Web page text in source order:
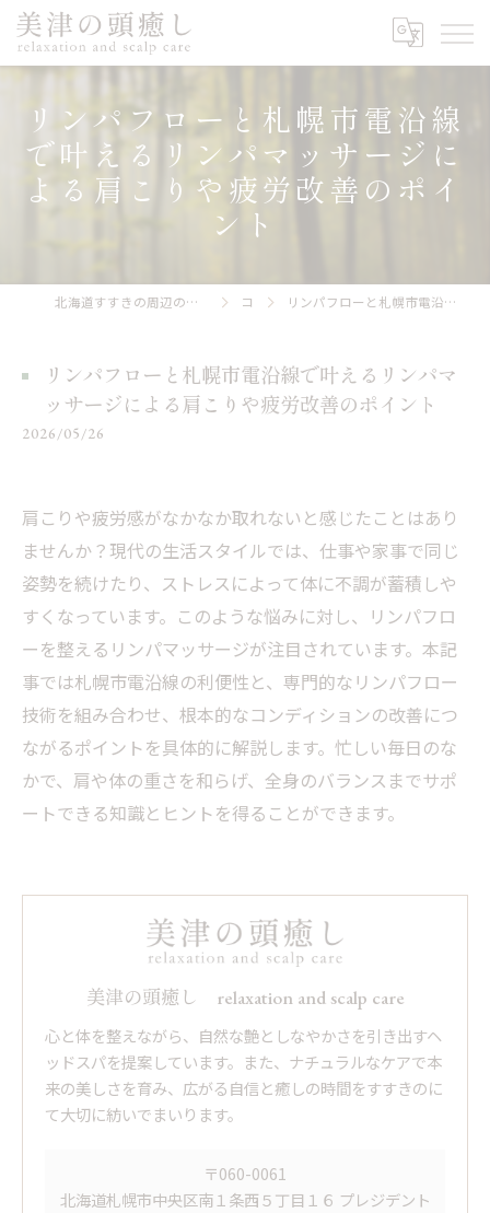
リンパフローと札幌市電沿線
で叶えるリンパマッサージに
よる肩こりや疲労改善のポイ
ント
北海道すすきの周辺のヘッドスパなら美津の頭癒し relaxation and scalp care コラム リンパフローと札幌市電沿線で叶えるリンパマッサージによる肩こりや疲労改善のポイント
リンパフローと札幌市電沿線で叶えるリンパマ
ッサージによる肩こりや疲労改善のポイント
2026/05/26
肩こりや疲労感がなかなか取れないと感じたことはあり
ませんか？現代の生活スタイルでは、仕事や家事で同じ
姿勢を続けたり、ストレスによって体に不調が蓄積しや
すくなっています。このような悩みに対し、リンパフロ
ーを整えるリンパマッサージが注目されています。本記
事では札幌市電沿線の利便性と、専門的なリンパフロー
技術を組み合わせ、根本的なコンディションの改善につ
ながるポイントを具体的に解説します。忙しい毎日のな
かで、肩や体の重さを和らげ、全身のバランスまでサポ
ートできる知識とヒントを得ることができます。
美津の頭癒し relaxation and scalp care
心と体を整えながら、自然な艶としなやかさを引き出すヘ
ッドスパを提案しています。また、ナチュラルなケアで本
来の美しさを育み、広がる自信と癒しの時間をすすきのに
て大切に紡いでまいります。
〒060-0061
北海道札幌市中央区南１条西５丁目１６ プレジデント